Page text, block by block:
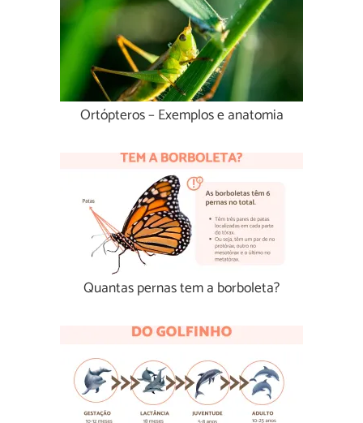
Ortópteros – Exemplos e anatomia
Quantas pernas tem a borboleta?